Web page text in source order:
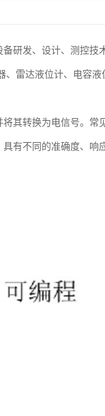
研发、设计、测控技
、雷达液位计、电容液
其转换为电信号。常
有不同的准确度、响